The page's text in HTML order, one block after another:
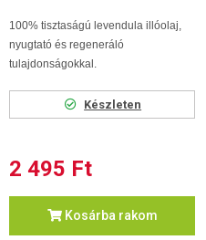
100% tisztaságú levendula illóolaj,
nyugtató és regeneráló
tulajdonságokkal.
Készleten
2 495 Ft
Kosárba rakom